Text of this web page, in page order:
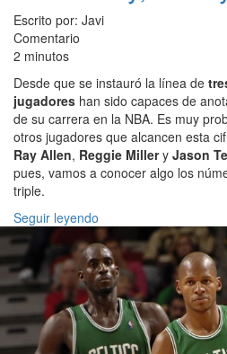
Escrito por: Javi
Comentario
2 minutos
Desde que se instauró la línea de
jugadores han sido capaces de
de su carrera en la NBA. Es muy
otros jugadores que alcancen esta
Ray Allen, Reggie Millery Jason
pues, vamos a conocer algo los
triple.
Seguir leyendo